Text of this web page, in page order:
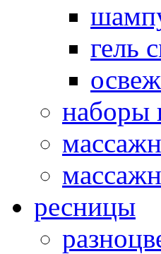
гель
наборы
ресницы